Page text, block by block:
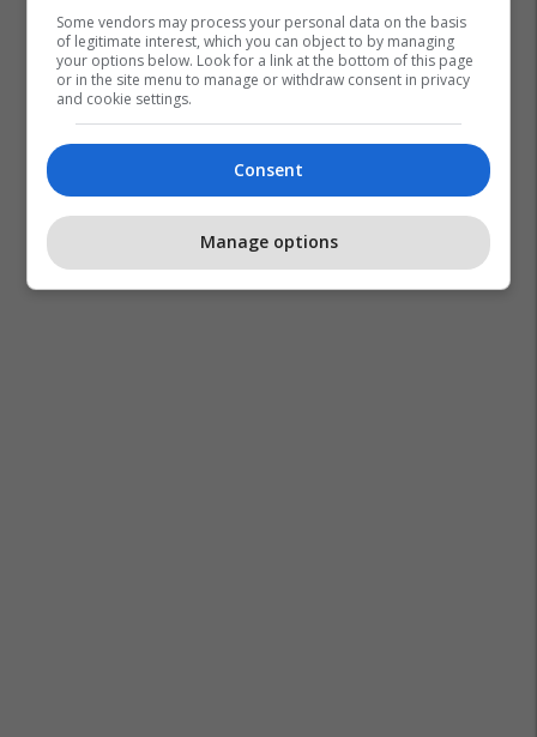
Some vendors may process your personal data on the basis
of legitimate interest, which you can object to by managing
your options below. Look for a link at the bottom of this page
or in the site menu to manage or withdraw consent in privacy
and cookie settings.
Consent
Manage options